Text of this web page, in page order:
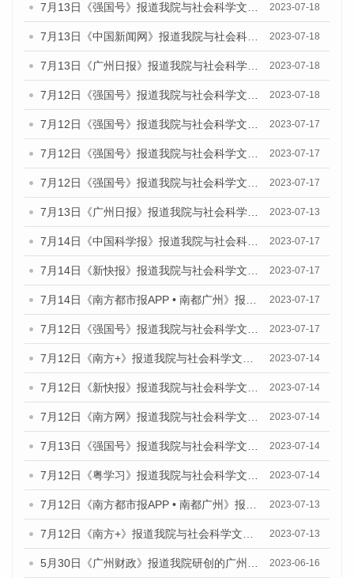
7月13日《强国号》报道我院与社会科学文献出版社联合发布了《广州蓝皮书：广州城乡融合发展报告（2023）》的媒体文章 2023-07-18
7月13日《中国新闻网》报道我院与社会科学文献出版社联合发布了《广州蓝皮书：广州经济发展报告（2023）》的媒体文章 2023-07-18
7月13日《广州日报》报道我院与社会科学文献出版社联合发布了《广州蓝皮书：广州经济发展报告（2023）》的媒体文章 2023-07-18
7月12日《强国号》报道我院与社会科学文献出版社联合发布的《广州蓝皮书：广州经济发展报告（2023）》的媒体文章 2023-07-18
7月12日《强国号》报道我院与社会科学文献出版社联合发布的《广州蓝皮书：广州经济发展报告（2023）》的媒体文章 2023-07-17
7月12日《强国号》报道我院与社会科学文献出版社联合发布的《广州蓝皮书：广州经济发展报告（2023）》的媒体文章 2023-07-17
7月12日《强国号》报道我院与社会科学文献出版社联合发布的《广州蓝皮书：广州经济发展报告（2023）》的媒体文章 2023-07-17
7月13日《广州日报》报道我院与社会科学文献出版社联合发布了《广州蓝皮书：广州经济发展报告（2023）》的视频采访 2023-07-13
7月14日《中国科学报》报道我院与社会科学文献出版社联合发布《广州蓝皮书：广州城乡融合发展报告（2023）》的媒体文章 2023-07-17
7月14日《新快报》报道我院与社会科学文献出版社联合发布《广州蓝皮书：广州城乡融合发展报告（2023）》的媒体文章 2023-07-17
7月14日《南方都市报APP • 南都广州》报道我院与社会科学文献出版社联合发布《广州蓝皮书：广州城乡融合发展报告（2023）》的媒体文章 2023-07-17
7月12日《强国号》报道我院与社会科学文献出版社联合发布的《广州蓝皮书：广州经济发展报告（2023）》的媒体文章 2023-07-17
7月12日《南方+》报道我院与社会科学文献出版社联合发布的《广州蓝皮书：广州经济发展报告（2023）》的媒体文章 2023-07-14
7月12日《新快报》报道我院与社会科学文献出版社联合发布的《广州蓝皮书：广州经济发展报告（2023）》的媒体文章 2023-07-14
7月12日《南方网》报道我院与社会科学文献出版社联合发布了《广州蓝皮书：广州经济发展报告（2023）》的媒体文章 2023-07-14
7月13日《强国号》报道我院与社会科学文献出版社联合发布了《广州蓝皮书：广州城乡融合发展报告（2023）》的媒体文章 2023-07-14
7月12日《粤学习》报道我院与社会科学文献出版社联合发布的《广州蓝皮书：广州经济发展报告（2023）》媒体文章 2023-07-14
7月12日《南方都市报APP • 南都广州》报道我院与社会科学文献出版社联合发布《广州蓝皮书：广州经济发展报告（2023）》的媒体文章 2023-07-13
7月12日《南方+》报道我院与社会科学文献出版社联合发布的《广州蓝皮书：广州经济发展报告（2023）》的媒体文章 2023-07-13
5月30日《广州财政》报道我院研创的广州蓝皮书系列斩获全国第十三届优秀皮书奖3项大奖的媒体文章 2023-06-16